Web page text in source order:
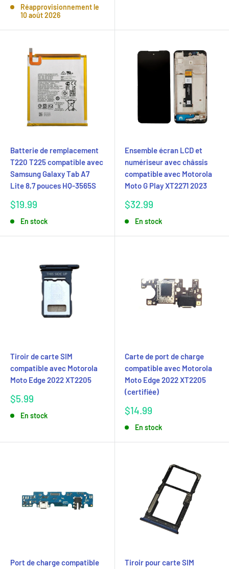
Réapprovisionnement le
10 août 2026
Batterie de remplacement
T220 T225 compatible avec
Samsung Galaxy Tab A7
Lite 8,7 pouces HQ-3565S
Prix
$19.99
En stock
Ensemble écran LCD et
numériseur avec châssis
compatible avec Motorola
Moto G Play XT2271 2023
Prix
$32.99
En stock
Tiroir de carte SIM
compatible avec Motorola
Moto Edge 2022 XT2205
Prix
$5.99
En stock
Carte de port de charge
compatible avec Motorola
Moto Edge 2022 XT2205
(certifiée)
Prix
$14.99
En stock
Port de charge compatible
Tiroir pour carte SIM